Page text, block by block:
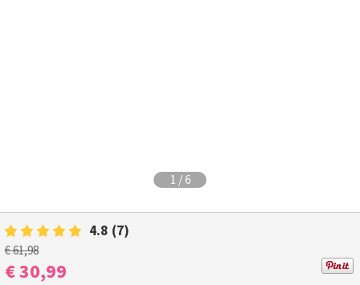
1 / 6
4.8 (7)
€ 61,98
€ 30,99